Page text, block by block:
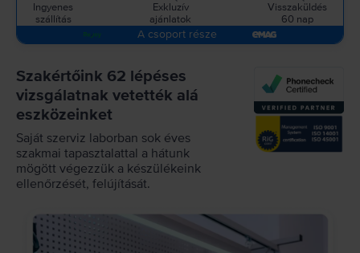
Ingyenes
szállítás
Exkluzív
ajánlatok
Visszaküldés
60 nap
A csoport része
Szakértőink 62 lépéses
vizsgálatnak vetették alá
eszközeinket
Saját szerviz laborban sok éves
szakmai tapasztalattal a hátunk
mögött végezzük a készülékeink
ellenőrzését, felújítását.